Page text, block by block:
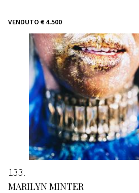
VENDUTO € 4.500
133
MARILYN MINTER